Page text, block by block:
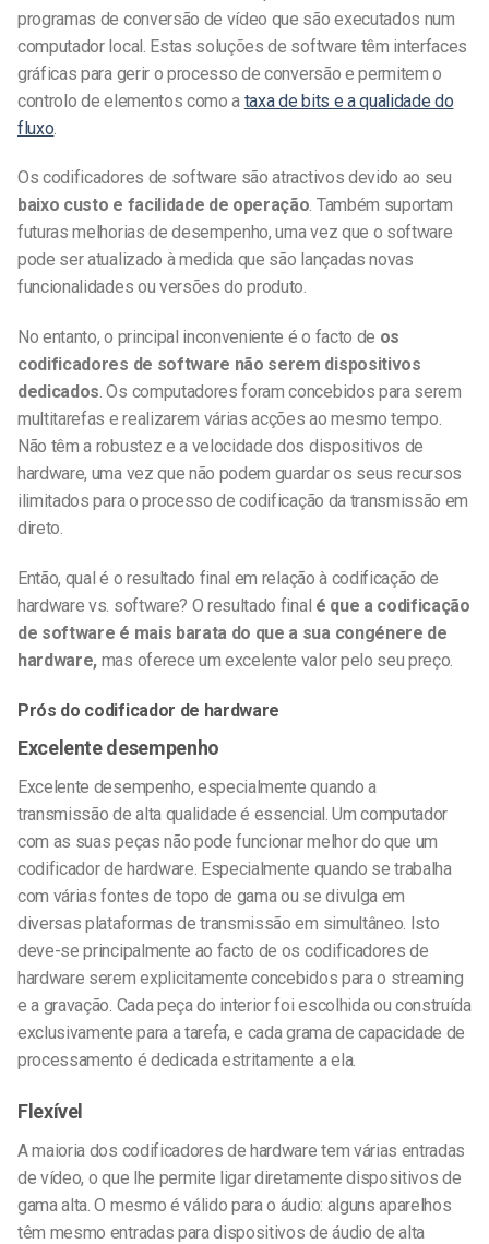
programas de conversão de vídeo que são executados num
computador local. Estas soluções de software têm interfaces
gráficas para gerir o processo de conversão e permitem o
controlo de elementos como a taxa de bits e a qualidade do
fluxo
Os codificadores de software são atractivos devido ao seu
baixo custo e facilidade de operação. Também suportam
futuras melhorias de desempenho, uma vez que o software
pode ser atualizado à medida que são lançadas novas
funcionalidades ou versões do produto.
No entanto, o principal inconveniente é o facto de os
codificadores de software não serem dispositivos
dedicados. Os computadores foram concebidos para serem
multitarefas e realizarem várias acções ao mesmo tempo.
Não têm a robustez e a velocidade dos dispositivos de
hardware, uma vez que não podem guardar os seus recursos
ilimitados para o processo de codificação da transmissão em
direto.
Então, qual é o resultado final em relação à codificação de
hardware vs. software? O resultado final é que a codificação
de software é mais barata do que a sua congénere de
hardware, mas oferece um excelente valor pelo seu preço.
Prós do codificador de hardware
Excelente desempenho
Excelente desempenho, especialmente quando a
transmissão de alta qualidade é essencial. Um computador
com as suas peças não pode funcionar melhor do que um
codificador de hardware. Especialmente quando se trabalha
com várias fontes de topo de gama ou se divulga em
diversas plataformas de transmissão em simultâneo. Isto
deve-se principalmente ao facto de os codificadores de
hardware serem explicitamente concebidos para o streaming
e a gravação. Cada peça do interior foi escolhida ou construída
exclusivamente para a tarefa, e cada grama de capacidade de
processamento é dedicada estritamente a ela.
Flexível
A maioria dos codificadores de hardware tem várias entradas
de vídeo, o que lhe permite ligar diretamente dispositivos de
gama alta. O mesmo é válido para o áudio: alguns aparelhos
têm mesmo entradas para dispositivos de áudio de alta